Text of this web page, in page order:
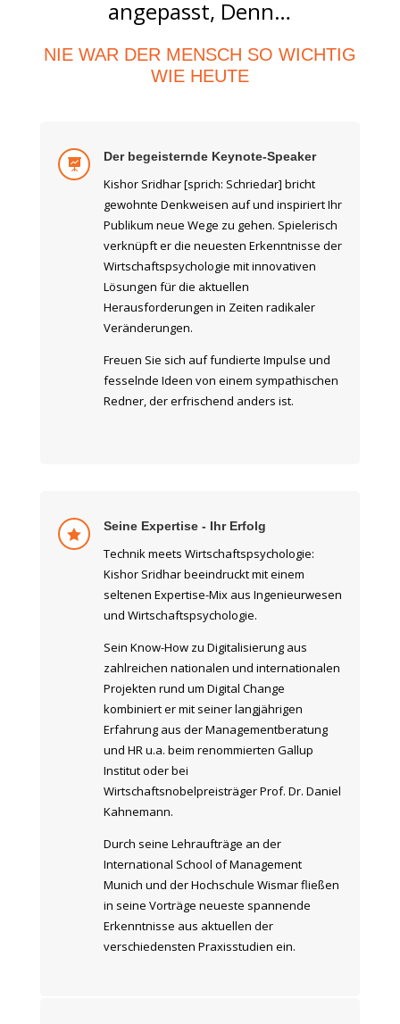
angepasst, Denn…
NIE WAR DER MENSCH SO WICHTIG
WIE HEUTE

Der begeisternde Keynote-Speaker
Kishor Sridhar [sprich: Schriedar] bricht
gewohnte Denkweisen auf und inspiriert Ihr
Publikum neue Wege zu gehen. Spielerisch
verknüpft er die neuesten Erkenntnisse der
Wirtschaftspsychologie mit innovativen
Lösungen für die aktuellen
Herausforderungen in Zeiten radikaler
Veränderungen.
Freuen Sie sich auf fundierte Impulse und
fesselnde Ideen von einem sympathischen
Redner, der erfrischend anders ist.

Seine Expertise - Ihr Erfolg
Technik meets Wirtschaftspsychologie:
Kishor Sridhar beeindruckt mit einem
seltenen Expertise-Mix aus Ingenieurwesen
und Wirtschaftspsychologie.
Sein Know-How zu Digitalisierung aus
zahlreichen nationalen und internationalen
Projekten rund um Digital Change
kombiniert er mit seiner langjährigen
Erfahrung aus der Managementberatung
und HR u.a. beim renommierten Gallup
Institut oder bei
Wirtschaftsnobelpreisträger Prof. Dr. Daniel
Kahnemann.
Durch seine Lehraufträge an der
International School of Management
Munich und der Hochschule Wismar fließen
in seine Vorträge neueste spannende
Erkenntnisse aus aktuellen der
verschiedensten Praxisstudien ein.